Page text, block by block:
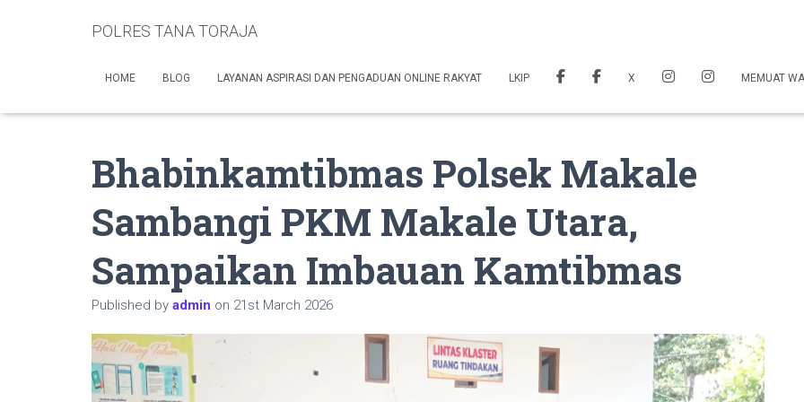
POLRES TANA TORAJA
HOME BLOG LAYANAN ASPIRASI DAN PENGADUAN ONLINE RAKYAT LKIP X MEMUAT
Bhabinkamtibmas Polsek Makale
Sambangi PKM Makale Utara,
Sampaikan Imbauan Kamtibmas
Published by admin on 21st March 2026